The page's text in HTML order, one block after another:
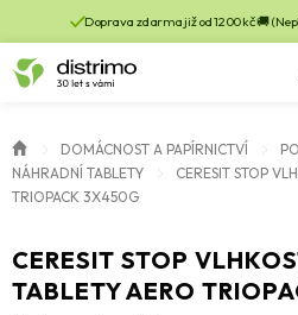
Doprava zdarma již od 1200 kč 🚚
DOMÁCNOST A PAPÍRNICTVÍ
NÁHRADNÍ TABLETY
CERESIT STOP
TRIOPACK 3X450G
CERESIT STOP
TABLETY AERO